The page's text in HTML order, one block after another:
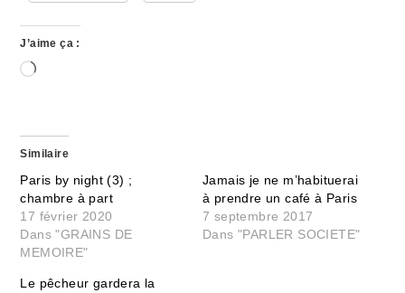
J’aime ça :
Chargement…
Similaire
Paris by night (3) ;
chambre à part
17 février 2020
Dans "GRAINS DE
MEMOIRE"
Jamais je ne m’habituerai
à prendre un café à Paris
7 septembre 2017
Dans "PARLER SOCIETE"
Le pêcheur gardera la